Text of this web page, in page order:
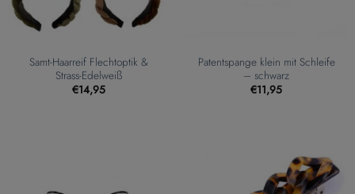
Samt-Haarreif Flechtoptik &
Strass-Edelweiß
€14,95
Patentspange klein mit Schleife
– schwarz
€11,95